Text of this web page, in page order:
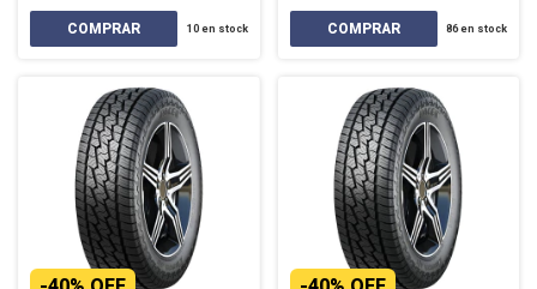
10en stock 86en stock